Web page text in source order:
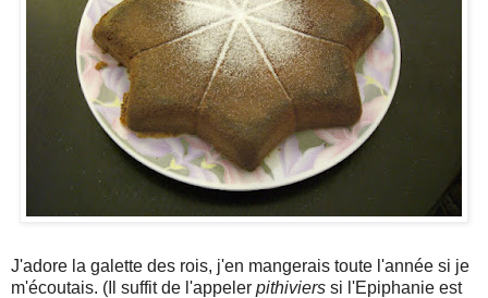
J'adore la galette des rois, j'en mangerais toute l'année si je
m'écoutais. (Il suffit de l'appeler pithiviers si l'Epiphanie est